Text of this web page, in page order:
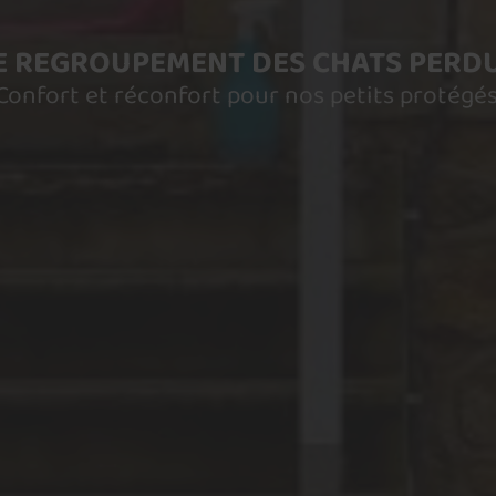
REGROUPEMENT DES CHATS
et réconfort pour nos petits